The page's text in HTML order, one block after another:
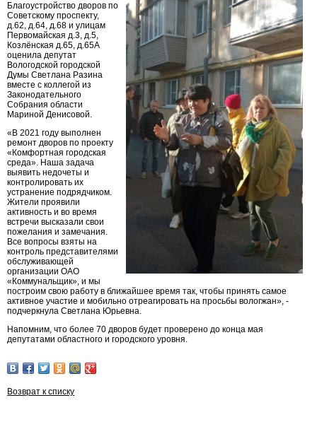
Благоустройство дворов по
Советскому проспекту,
д.62, д.64, д.68 и улицам
Первомайская д.3, д.5,
Козлёнская д.65, д.65А
оценила депутат
Вологодской городской
Думы Светлана Разина
вместе с коллегой из
Законодательного
Собрания области
Мариной Денисовой.
«В 2021 году выполнен
ремонт дворов по проекту
«Комфортная городская
среда». Наша задача
выявить недочеты и
контролировать их
устранение подрядчиком.
Жители проявили
активность и во время
встречи высказали свои
пожелания и замечания.
Все вопросы взяты на
контроль представителями
обслуживающей
организации ОАО
«Коммунальщик», и мы
построим свою работу в ближайшее время так, чтобы принять самое
активное участие и мобильно отреагировать на просьбы вологжан», -
подчеркнула Светлана Юрьевна.
Напомним, что более 70 дворов будет проверено до конца мая
депутатами областного и городского уровня.
Возврат к списку